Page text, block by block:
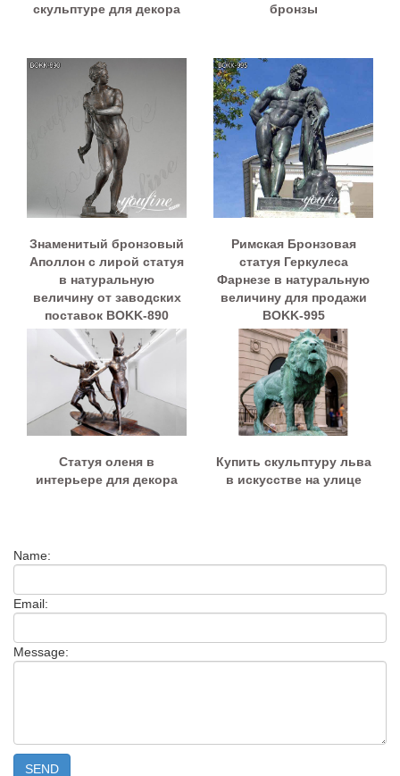
скульптуре для декора
бронзы
Знаменитый бронзовый
Аполлон с лирой статуя
в натуральную
величину от заводских
поставок BOKK-890
Римская Бронзовая
статуя Геркулеса
Фарнезе в натуральную
величину для продажи
BOKK-995
Статуя оленя в
интерьере для декора
Купить скульптуру льва
в искусстве на улице
Name:
Email:
Message: